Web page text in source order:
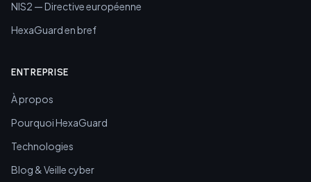
NIS2 — Directive européenne
HexaGuard en bref
ENTREPRISE
À propos
Pourquoi HexaGuard
Technologies
Blog & Veille cyber